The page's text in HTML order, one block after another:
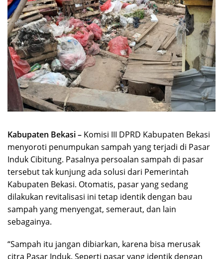
Kabupaten Bekasi – Komisi III DPRD Kabupaten Bekasi
menyoroti penumpukan sampah yang terjadi di Pasar
Induk Cibitung. Pasalnya persoalan sampah di pasar
tersebut tak kunjung ada solusi dari Pemerintah
Kabupaten Bekasi. Otomatis, pasar yang sedang
dilakukan revitalisasi ini tetap identik dengan bau
sampah yang menyengat, semeraut, dan lain
sebagainya.
“Sampah itu jangan dibiarkan, karena bisa merusak
citra Pasar Induk. Seperti pasar yang identik dengan